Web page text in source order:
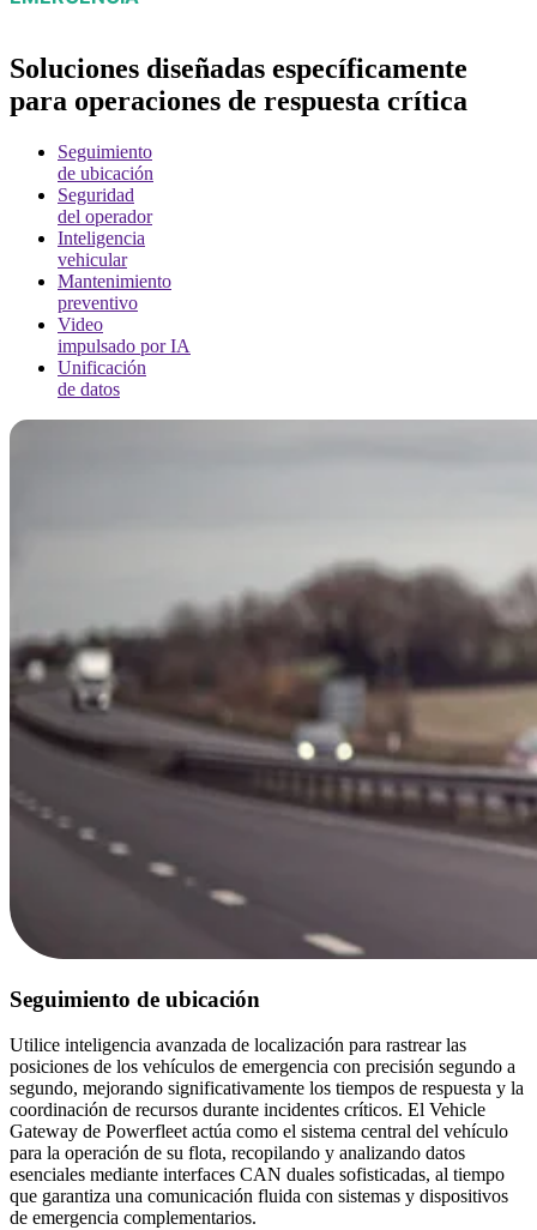
Soluciones diseñadas específicamente
para operaciones de respuesta crítica
Seguimiento
de ubicación
Seguridad
del operador
Inteligencia
vehicular
Mantenimiento
preventivo
Video
impulsado por IA
Unificación
de datos
Seguimiento de ubicación
Utilice inteligencia avanzada de localización para rastrear las
posiciones de los vehículos de emergencia con precisión segundo a
segundo, mejorando significativamente los tiempos de respuesta y la
coordinación de recursos durante incidentes críticos. El Vehicle
Gateway de Powerfleet actúa como el sistema central del vehículo
para la operación de su flota, recopilando y analizando datos
esenciales mediante interfaces CAN duales sofisticadas, al tiempo
que garantiza una comunicación fluida con sistemas y dispositivos
de emergencia complementarios.